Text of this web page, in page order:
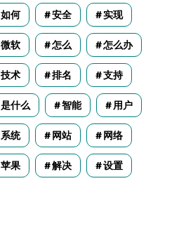
如何 安全 实现
微软 怎么 怎么办
技术 排名 支持
是什么 智能 用户
系统 网站 网络
苹果 解决 设置